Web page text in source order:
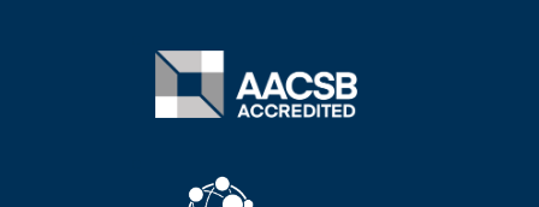
Image
Image